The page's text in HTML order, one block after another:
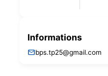
Informations
bps.tp25@gmail.com